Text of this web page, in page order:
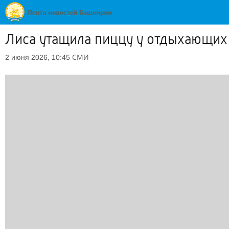
Лиса утащила пиццу у
2 июня 2026, 10:45 СМИ